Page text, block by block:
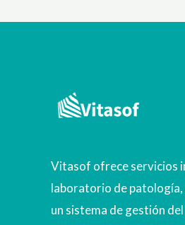
Vitasof ofrece servicios
laboratorio de
un sistema de gestión